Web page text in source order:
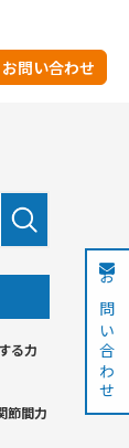
お問い合わせ
る力
節間力
お問い合わせ